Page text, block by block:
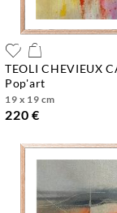
TEOLI CHEVIEUX
pop'art
19 x 19 cm
220 €